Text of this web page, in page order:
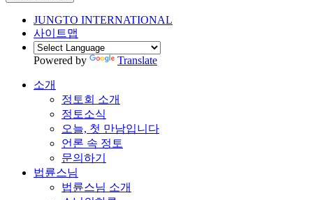
JUNGTO INTERNATIONAL
사이트맵
Powered by Translate
소개
정토회 소개
정토소식
오늘, 첫 만남입니다
언론 속 정토
문의하기
법륜스님
법륜스님 소개